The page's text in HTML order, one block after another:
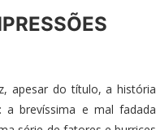
apesar do título, a história
brevíssima e mal fadada